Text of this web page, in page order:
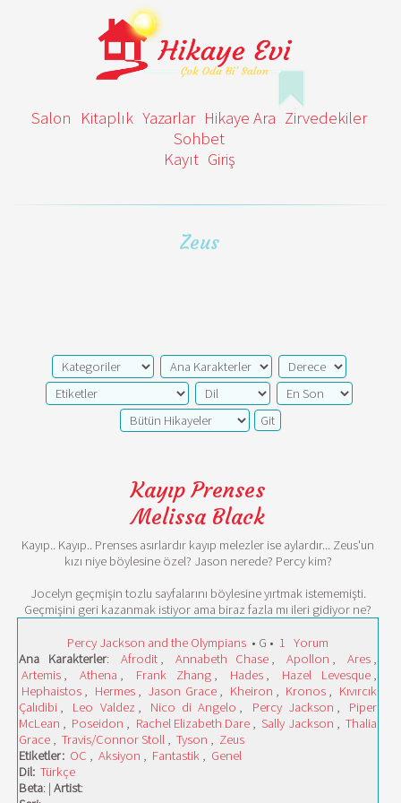
Salon Kitaplık Yazarlar Hikaye Ara Zirvedekiler
Sohbet
Kayıt Giriş
Zeus
Kayıp Prenses
Melissa Black
Kayıp.. Kayıp.. Prenses asırlardır kayıp melezler ise aylardır... Zeus'un
kızı niye böylesine özel? Jason nerede? Percy kim?
Jocelyn geçmişin tozlu sayfalarını böylesine yırtmak istememişti.
Geçmişini geri kazanmak istiyor ama biraz fazla mı ileri gidiyor ne?
Percy Jackson and the Olympians • G • 1 Yorum
Ana Karakterler: Afrodit , Annabeth Chase , Apollon , Ares ,
Artemis , Athena , Frank Zhang , Hades , Hazel Levesque ,
Hephaistos , Hermes , Jason Grace , Kheiron , Kronos , Kıvırcık
Çalıdibi , Leo Valdez , Nico di Angelo , Percy Jackson ,
Piper
McLean , Poseidon , Rachel Elizabeth Dare , Sally Jackson , Thalia
Grace , Travis/Connor Stoll , Tyson , Zeus
Etiketler: OC , Aksiyon , Fantastik , Genel
Dil: Türkçe
Beta: | Artist: